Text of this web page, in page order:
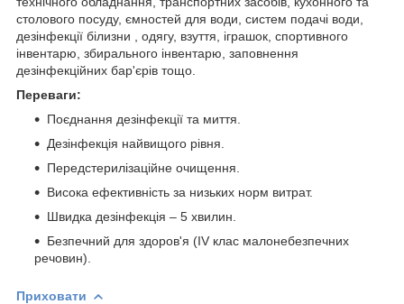
столового посуду, ємностей для води, систем подачі води,
дезінфекції білизни , одягу, взуття, іграшок, спортивного
інвентарю, збирального інвентарю, заповнення
дезінфекційних бар'єрів тощо.
Переваги:
Поєднання дезінфекції та миття.
Дезінфекція найвищого рівня.
Передстерилізаційне очищення.
Висока ефективність за низьких норм витрат.
Швидка дезінфекція – 5 хвилин.
Безпечний для здоров'я (IV клас малонебезпечних
речовин).
Приховати